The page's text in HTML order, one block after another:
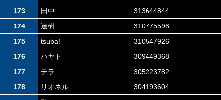
173
田中
313644844
174
達樹
310775598
175
tsuba!
310547926
176
ハヤト
309449368
177
テラ
305223782
178
リオネル
304193604